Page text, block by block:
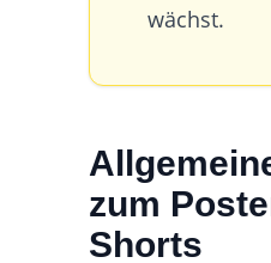
wächst.
zum
Shorts